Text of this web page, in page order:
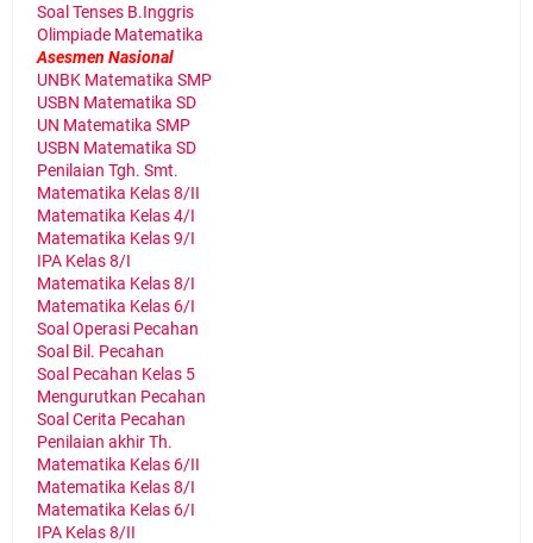
Soal Tenses B.Inggris
Olimpiade Matematika
Asesmen Nasional
UNBK Matematika SMP
USBN Matematika SD
UN Matematika SMP
USBN Matematika SD
Penilaian Tgh. Smt.
Matematika Kelas 8/II
Matematika Kelas 4/I
Matematika Kelas 9/I
IPA Kelas 8/I
Matematika Kelas 8/I
Matematika Kelas 6/I
Soal Operasi Pecahan
Soal Bil. Pecahan
Soal Pecahan Kelas 5
Mengurutkan Pecahan
Soal Cerita Pecahan
Penilaian akhir Th.
Matematika Kelas 6/II
Matematika Kelas 8/I
Matematika Kelas 6/I
IPA Kelas 8/II